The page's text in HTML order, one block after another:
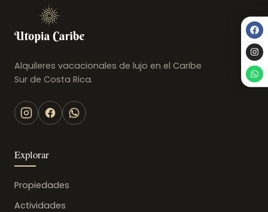
Alquileres vacacionales de lujo en el Caribe
Sur de Costa Rica.
Explorar
Propiedades
Actividades